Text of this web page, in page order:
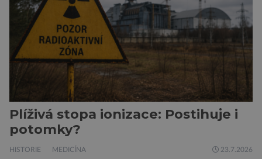
chelicerami, které u nich představují právě […]
Plíživá stopa ionizace: Postihuje i
potomky?
HISTORIE MEDICÍNA 23.7.2026